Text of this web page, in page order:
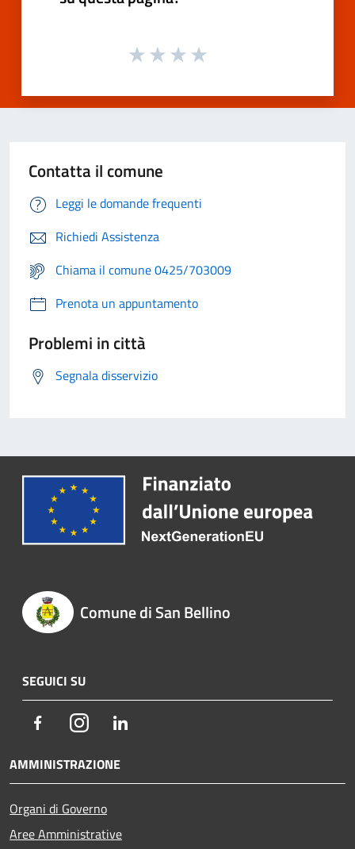
Contatta il comune
Leggi le domande frequenti
Richiedi Assistenza
Chiama il comune 0425/703009
Prenota un appuntamento
Problemi in città
Segnala disservizio
Comune di San Bellino
SEGUICI SU
FacebookInstagram
AMMINISTRAZIONE
Organi di Governo
Aree Amministrative